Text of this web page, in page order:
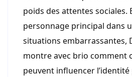
poids des attentes sociales.
personnage principal dans
situations embarrassantes,
montre avec brio comment
peuvent influencer l’identité